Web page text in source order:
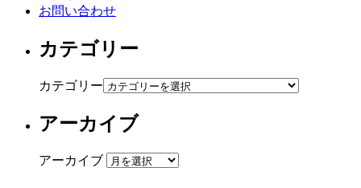
お問い合わせ
カテゴリー
カテゴリー
アーカイブ
アーカイブ